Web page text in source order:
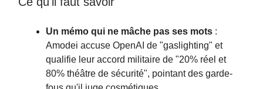
Un mémo qui ne mâche pas ses mots :
Amodei accuse OpenAI de "gaslighting" et
qualifie leur accord militaire de "20% réel et
80% théâtre de sécurité", pointant des garde-